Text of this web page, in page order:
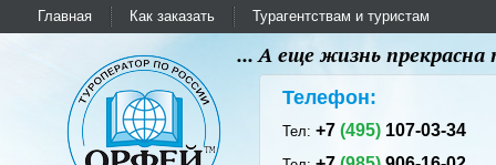
Главная Как заказать Турагентствам и туристам
... А еще жизнь
Телефон:
Тел:+7(495) 107-03-34